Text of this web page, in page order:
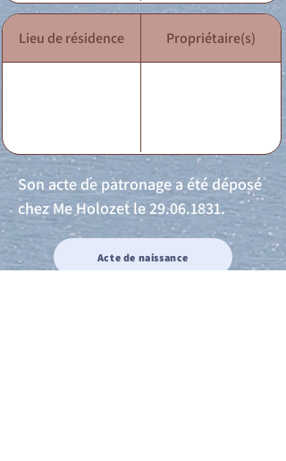
Lieu de résidence Propriétaire(s)
Son acte de patronage a été déposé
chez Me Holozet le29.06.1831.
Acte de naissance